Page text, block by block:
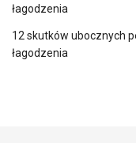
łagodzenia
12 skutków ubocznych
łagodzenia